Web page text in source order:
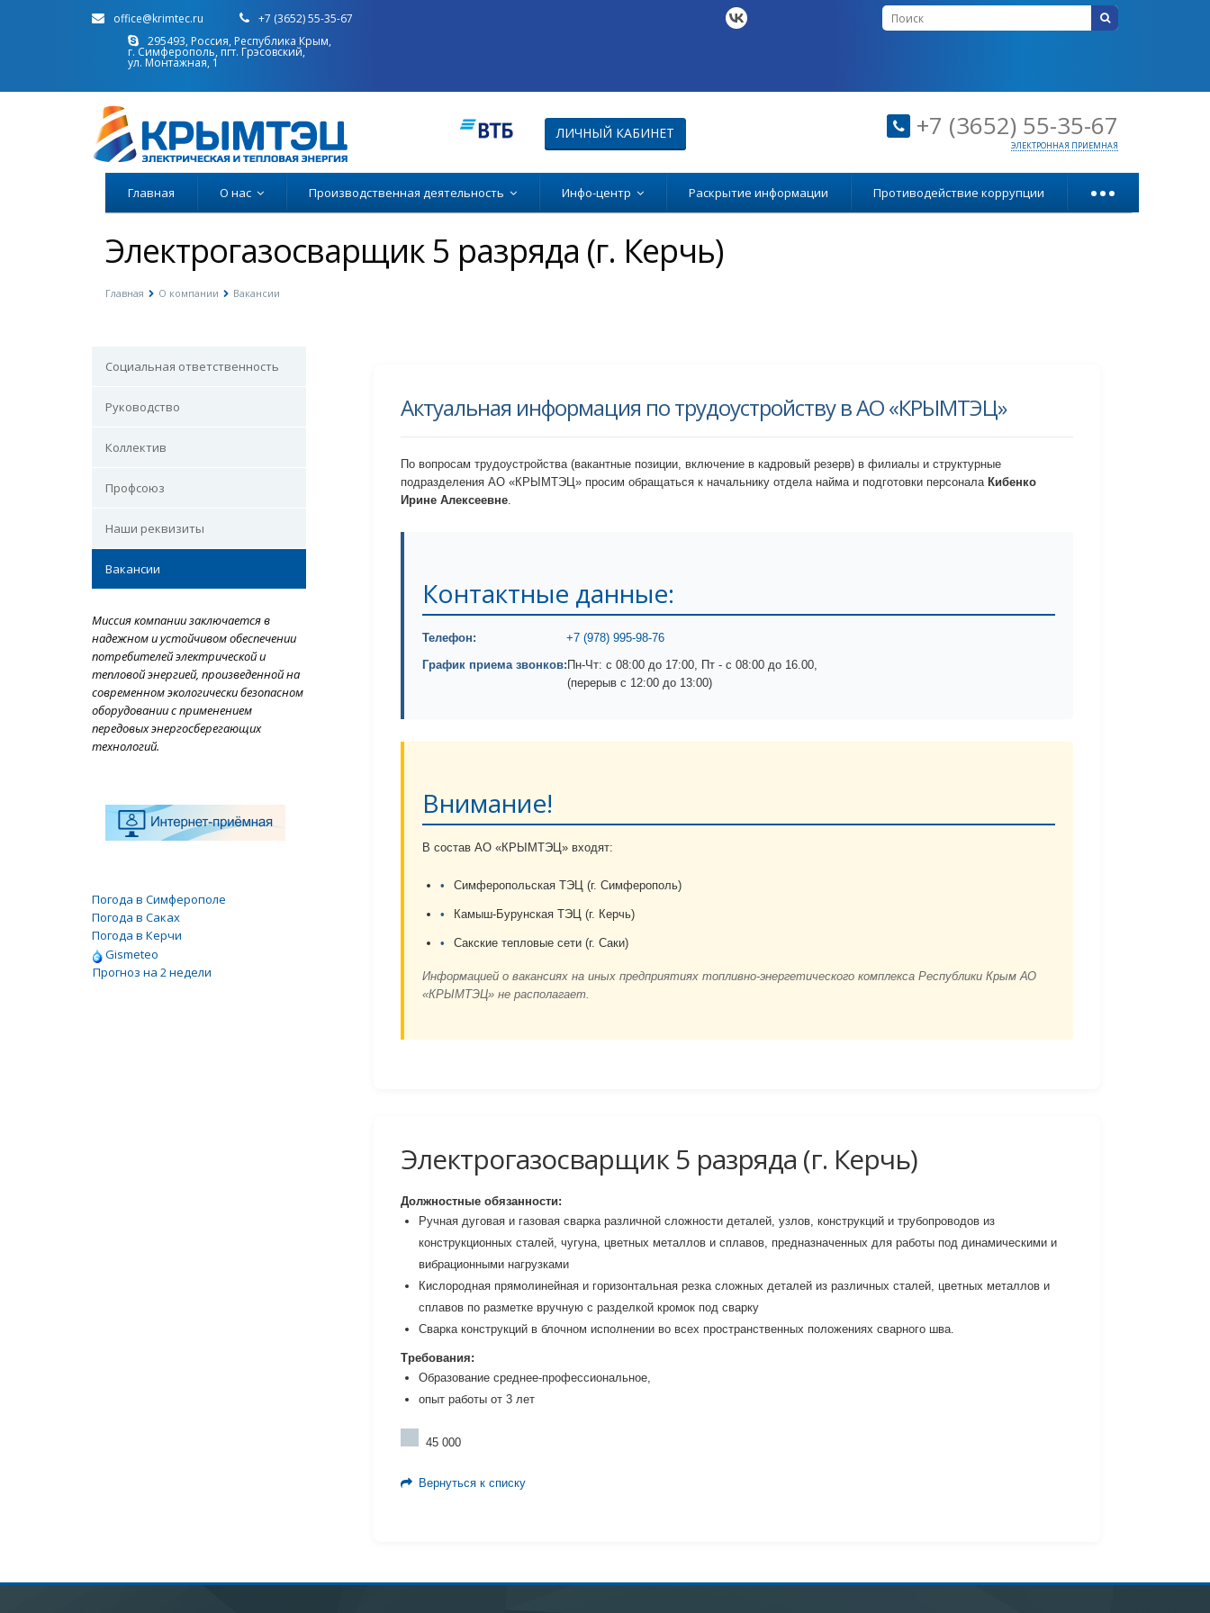
office@krimtec.ru
+7 (3652) 55-35-67
295493, Россия, Республика Крым,
г. Симферополь, пгт. Грэсовский,
ул. Монтажная, 1
ЛИЧНЫЙ КАБИНЕТ +7 (3652) 55-35-67
ЭЛЕКТРОННАЯ ПРИЕМНАЯ
Главная О нас Производственная деятельность Инфо-центр Раскрытие информации Противодействие коррупции ...
Электрогазосварщик 5 разряда (г. Керчь)
Главная О компании Вакансии
Социальная ответственность
Руководство
Коллектив
Профсоюз
Наши реквизиты
Вакансии
Миссия компании заключается в
надежном и устойчивом обеспечении
потребителей электрической и
тепловой энергией, произведенной на
современном экологически безопасном
оборудовании с применением
передовых энергосберегающих
технологий.
Погода в Симферополе
Погода в Саках
Погода в Керчи
Gismeteo
Прогноз на 2 недели
Актуальная информация по трудоустройству в АО «КРЫМТЭЦ»
По вопросам трудоустройства (вакантные позиции, включение в кадровый резерв) в филиалы и структурные
подразделения АО «КРЫМТЭЦ» просим обращаться к начальнику отдела найма и подготовки персонала Кибенко
Ирине Алексеевне.
Контактные данные:
Телефон:
+7 (978) 995-98-76
График приема звонков: Пн-Чт: с 08:00 до 17:00, Пт - с 08:00 до 16.00,
(перерыв с 12:00 до 13:00)
Внимание!
В состав АО «КРЫМТЭЦ» входят:
Симферопольская ТЭЦ (г. Симферополь)
Камыш-Бурунская ТЭЦ (г. Керчь)
Сакские тепловые сети (г. Саки)
Информацией о вакансиях на иных предприятиях топливно-энергетического комплекса Республики Крым АО
«КРЫМТЭЦ» не располагает.
Электрогазосварщик 5 разряда (г. Керчь)
Должностные обязанности:
Ручная дуговая и газовая сварка различной сложности деталей, узлов, конструкций и трубопроводов из
конструкционных сталей, чугуна, цветных металлов и сплавов, предназначенных для работы под динамическими и
вибрационными нагрузками
Кислородная прямолинейная и горизонтальная резка сложных деталей из различных сталей, цветных металлов и
сплавов по разметке вручную с разделкой кромок под сварку
Сварка конструкций в блочном исполнении во всех пространственных положениях сварного шва.
Требования:
Образование среднее-профессиональное,
опыт работы от 3 лет
45 000
Вернуться к списку